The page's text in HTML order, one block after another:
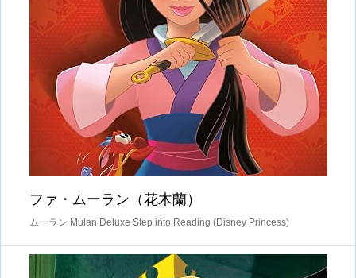
ファ・ムーラン（花木蘭）
ムーラン Mulan Deluxe Step into Reading (Disney Princess)